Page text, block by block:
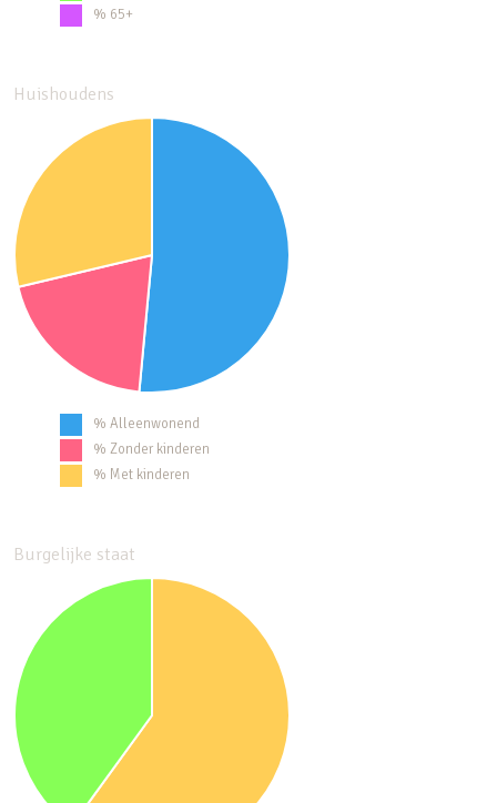
% 65+
Huishoudens
% Alleenwonend
% Zonder kinderen
% Met kinderen
Burgelijke staat